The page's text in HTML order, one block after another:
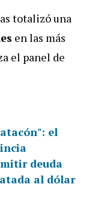
totalizó una
en las más
el panel de
el
deuda
al dólar